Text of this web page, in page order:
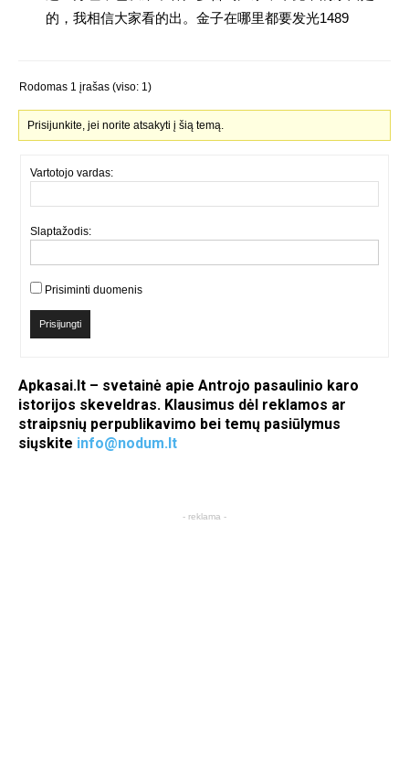
的，我相信大家看的出。金子在哪里都要发光1489
Rodomas 1 įrašas (viso: 1)
Prisijunkite, jei norite atsakyti į šią temą.
Vartotojo vardas:
Slaptažodis:
Prisiminti duomenis
Prisijungti
Apkasai.lt – svetainė apie Antrojo pasaulinio karo
istorijos skeveldras. Klausimus dėl reklamos ar
straipsnių perpublikavimo bei temų pasiūlymus
siųskite info@nodum.lt
- reklama -